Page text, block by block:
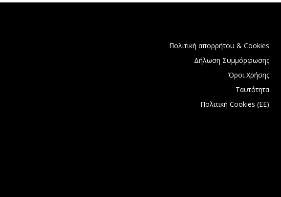
Πολιτική απορρήτου & Cookies
Δήλωση Συμμόρφωσης
Όροι Χρήσης
Ταυτότητα
Πολιτική Cookies (ΕΕ)